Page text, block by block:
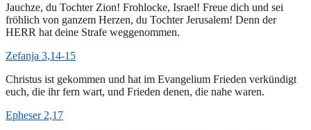
Jauchze, du Tochter Zion! Frohlocke, Israel! Freue dich und sei
fröhlich von ganzem Herzen, du Tochter Jerusalem! Denn der
HERR hat deine Strafe weggenommen.
Zefanja 3,14-15
Christus ist gekommen und hat im Evangelium Frieden verkündigt
euch, die ihr fern wart, und Frieden denen, die nahe waren.
Epheser 2,17